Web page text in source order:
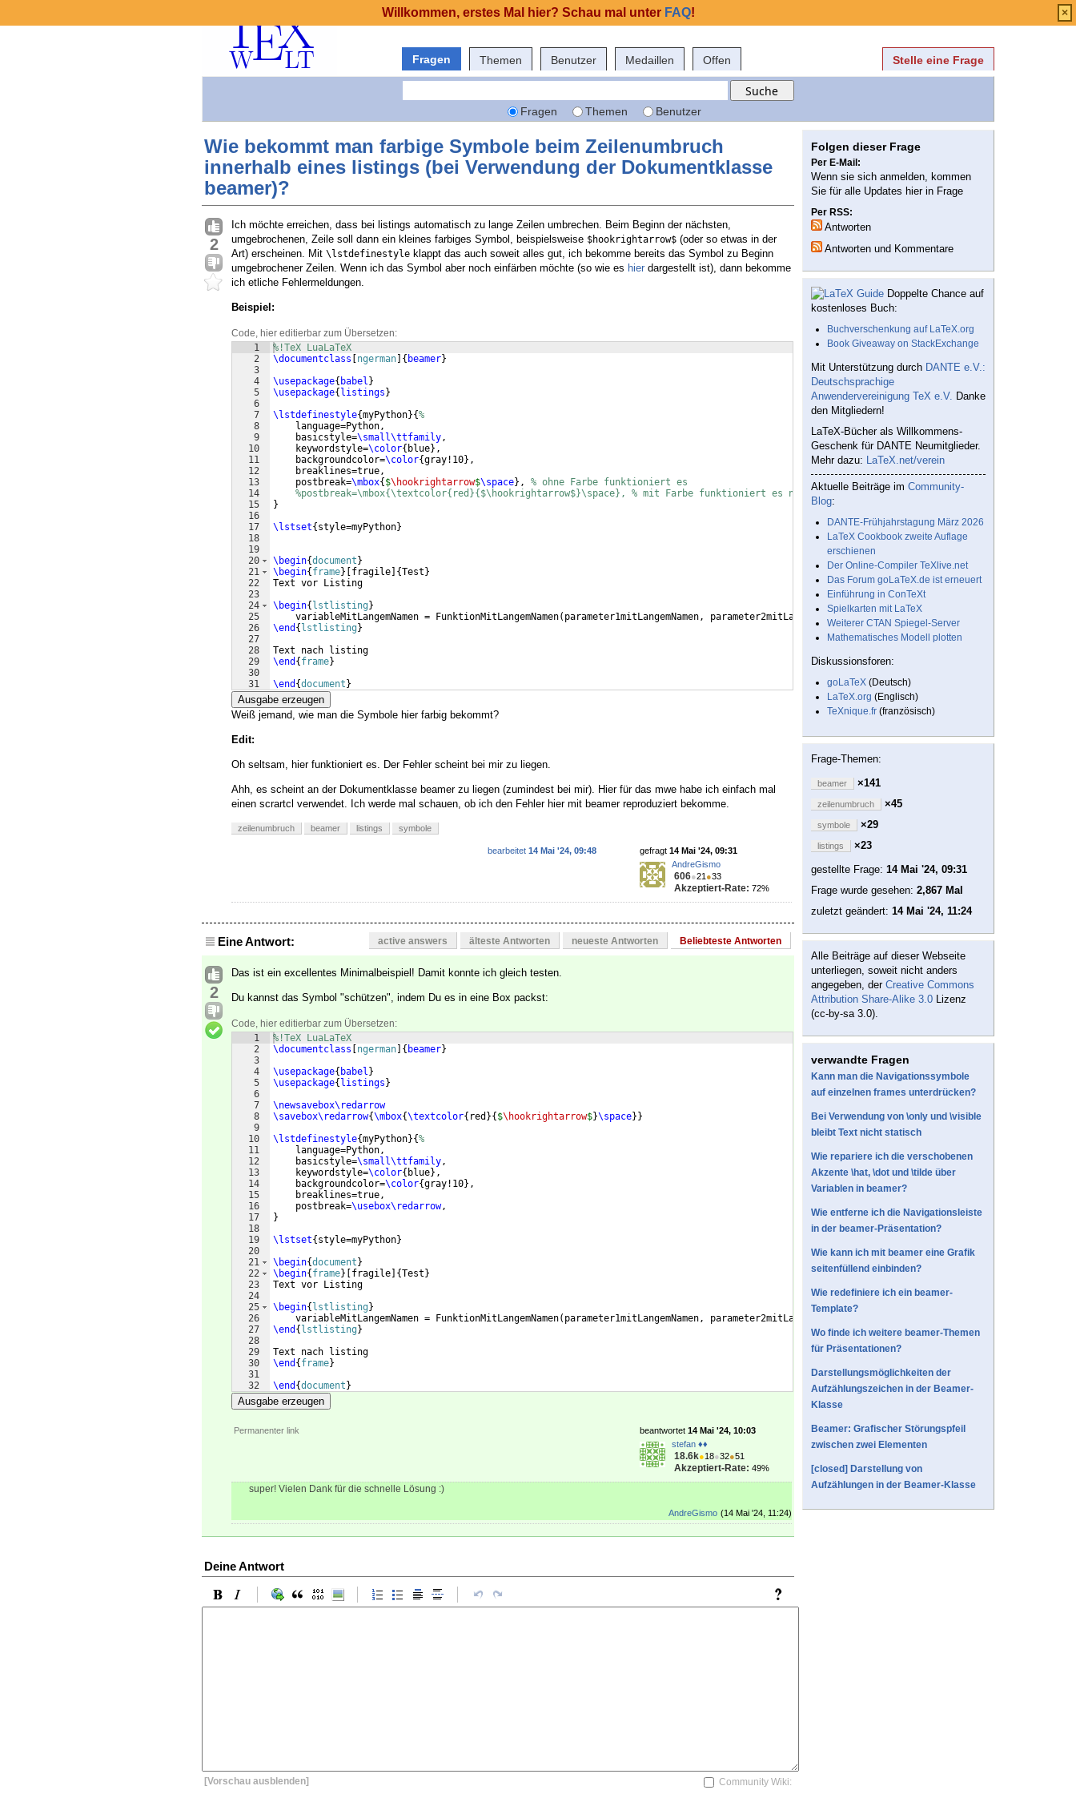
Fragen Themen Benutzer Medaillen Offen Stelle eine Frage
Fragen Themen Benutzer
Wie bekommt man farbige Symbole beim Zeilenumbruch
innerhalb eines listings (bei Verwendung der Dokumentklasse
beamer)?
2
Ich möchte erreichen, dass bei listings automatisch zu lange Zeilen umbrechen. Beim Beginn der nächsten,
umgebrochenen, Zeile soll dann ein kleines farbiges Symbol, beispielsweise $hookrightarrow$ (oder so etwas in der
Art) erscheinen. Mit \lstdefinestyle klappt das auch soweit alles gut, ich bekomme bereits das Symbol zu Beginn
umgebrochener Zeilen. Wenn ich das Symbol aber noch einfärben möchte (so wie es hier dargestellt ist), dann bekomme
ich etliche Fehlermeldungen.
Beispiel:
Code, hier editierbar zum Übersetzen:
1
2
3
4
5
6
7
8
9
10
11
12
13
14
15
16
17
18
19
20
21
22
23
24
25
26
27
28
29
30
31
%!TeX LuaLaTeX
\documentclass
ngerman { beamer}
\usepackage{ babel }
\usepackage{ listings }
\lstdefinestyle{myPython}{%
    language=Python,
    basicstyle=
\small\ttfamily,
    keywordstyle=
\color{ blue} ,
    backgroundcolor=
\color{gray!10} ,
    breaklines=true,
    postbreak=
\mbox{ $\hookrightarrow$\space} , % ohne Farbe funktioniert es
%postbreak=\mbox{\textcolor{red}{$\hookrightarrow$}\space}, % mit Farbe funktioniert es nicht
}
\lstset{ style=myPython}
\begin{document }
\begin{ frame} fragile {Test }
Text vor Listing
\begin{ lstlisting }
    variableMitLangemNamen = FunktionMitLangemNamen(parameter1mitLangemNamen, parameter2mitLangemNamen)
\end { lstlisting }
Text nach listing
\end { frame}
\end {document }
Ausgabe erzeugen
Weiß jemand, wie man die Symbole hier farbig bekommt?
Edit:
Oh seltsam, hier funktioniert es. Der Fehler scheint bei mir zu liegen.
Ahh, es scheint an der Dokumentklasse beamer zu liegen (zumindest bei mir). Hier für das mwe habe ich einfach mal
einen scrartcl verwendet. Ich werde mal schauen, ob ich den Fehler hier mit beamer reproduziert bekomme.
zeilenumbruch beamer listings symbole
gefragt 14 Mai '24, 09:31
AndreGismo
606●21 ●33
Akzeptiert-Rate: 72%
bearbeitet 14 Mai '24, 09:48
Eine Antwort: active answers älteste Antworten neueste Antworten Beliebteste Antworten
2
Das ist ein excellentes Minimalbeispiel! Damit konnte ich gleich testen.
Du kannst das Symbol "schützen", indem Du es in eine Box packst:
Code, hier editierbar zum Übersetzen:
1
2
3
4
5
6
7
8
9
10
11
12
13
14
15
16
17
18
19
20
21
22
23
24
25
26
27
28
29
30
31
32
%!TeX LuaLaTeX
\documentclass
ngerman { beamer}
\usepackage{ babel }
\usepackage{ listings }
\newsavebox\redarrow
\savebox\redarrow{\mbox{\textcolor{ red }{ $\hookrightarrow$}\space}}
\lstdefinestyle{myPython}{%
    language=Python,
    basicstyle=
\small\ttfamily,
    keywordstyle=
\color{ blue} ,
    backgroundcolor=
\color{gray!10} ,
    breaklines=true,
    postbreak=
\usebox\redarrow,
}
\lstset{ style=myPython}
\begin{document }
\begin{ frame} fragile {Test }
Text vor Listing
\begin{ lstlisting }
    variableMitLangemNamen = FunktionMitLangemNamen(parameter1mitLangemNamen, parameter2mitLangemNamen)
\end { lstlisting }
Text nach listing
\end { frame}
\end {document }
Ausgabe erzeugen
Permanenter link beantwortet 14 Mai '24, 10:03
stefan ♦♦
18.6k●18●32●51
Akzeptiert-Rate: 49%
super! Vielen Dank für die schnelle Lösung :)
(14 Mai '24, 11:24)
AndreGismo
Deine Antwort
[Vorschau ausblenden] Community Wiki:
Folgen dieser Frage
Per E-Mail:
Wenn sie sich anmelden, kommen
Sie für alle Updates hier in Frage
Per RSS:
Antworten
Antworten und Kommentare
Doppelte Chance auf
kostenloses Buch:
Buchverschenkung auf LaTeX.org
Book Giveaway on StackExchange
Mit Unterstützung durch DANTE e.V.:
Deutschsprachige
Anwendervereinigung TeX e.V. Danke
den Mitgliedern!
LaTeX-Bücher als Willkommens-
Geschenk für DANTE Neumitglieder.
Mehr dazu: LaTeX.net/verein
Aktuelle Beiträge im Community-
Blog:
DANTE-Frühjahrstagung März 2026
LaTeX Cookbook zweite Auflage
erschienen
Der Online-Compiler TeXlive.net
Das Forum goLaTeX.de ist erneuert
Einführung in ConTeXt
Spielkarten mit LaTeX
Weiterer CTAN Spiegel-Server
Mathematisches Modell plotten
Diskussionsforen:
goLaTeX (Deutsch)
LaTeX.org (Englisch)
TeXnique.fr (französisch)
Frage-Themen:
beamer ×141
zeilenumbruch ×45
symbole ×29
listings
×23
gestellte Frage: 14 Mai '24, 09:31
Frage wurde gesehen: 2,867 Mal
zuletzt geändert: 14 Mai '24, 11:24
Alle Beiträge auf dieser Webseite
unterliegen, soweit nicht anders
angegeben, der Creative Commons
Attribution Share-Alike 3.0 Lizenz
(cc-by-sa 3.0).
verwandte Fragen
Kann man die Navigationssymbole
auf einzelnen frames unterdrücken?
Bei Verwendung von \only und \visible
bleibt Text nicht statisch
Wie repariere ich die verschobenen
Akzente \hat, \dot und \tilde über
Variablen in beamer?
Wie entferne ich die Navigationsleiste
in der beamer-Präsentation?
Wie kann ich mit beamer eine Grafik
seitenfüllend einbinden?
Wie redefiniere ich ein beamer-
Template?
Wo finde ich weitere beamer-Themen
für Präsentationen?
Darstellungsmöglichkeiten der
Aufzählungszeichen in der Beamer-
Klasse
Beamer: Grafischer Störungspfeil
zwischen zwei Elementen
[closed] Darstellung von
Aufzählungen in der Beamer-Klasse
Willkommen, erstes Mal hier? Schau mal unter FAQ! ×